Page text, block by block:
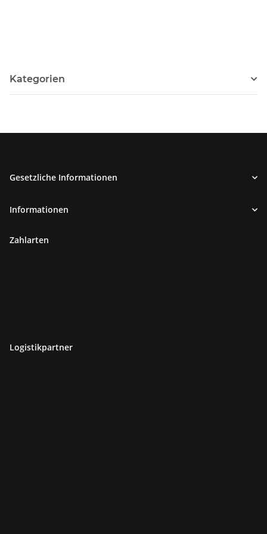
Kategorien
Gesetzliche Informationen
Informationen
Zahlarten
Logistikpartner